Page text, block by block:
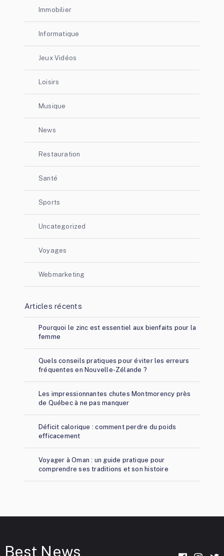
Immobilier
Informatique
Jeux Vidéos
Loisirs
Musique
News
Restauration
Santé
Sports
Uncategorized
Voyages
Webmarketing
Articles récents
Pourquoi le zinc est essentiel aux bienfaits pour la
femme
Quels conseils pratiques pour éviter les erreurs
fréquentes en Nouvelle-Zélande ?
Les impressionnantes chutes Montmorency près
de Québec à ne pas manquer
Déficit calorique : comment perdre du poids
efficacement
Voyager à Oman : un guide pratique pour
comprendre ses traditions et son histoire
Best News